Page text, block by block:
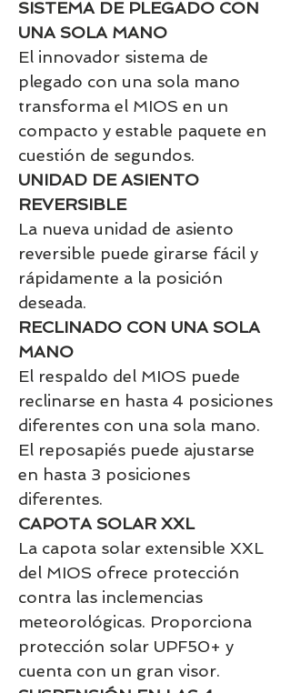
SISTEMA DE PLEGADO CON
UNA SOLA MANO
El innovador sistema de
plegado con una sola mano
transforma el MIOS en un
compacto y estable paquete en
cuestión de segundos.
UNIDAD DE ASIENTO
REVERSIBLE
La nueva unidad de asiento
reversible puede girarse fácil y
rápidamente a la posición
deseada.
RECLINADO CON UNA SOLA
MANO
El respaldo del MIOS puede
reclinarse en hasta 4 posiciones
diferentes con una sola mano.
El reposapiés puede ajustarse
en hasta 3 posiciones
diferentes.
CAPOTA SOLAR XXL
La capota solar extensible XXL
del MIOS ofrece protección
contra las inclemencias
meteorológicas. Proporciona
protección solar UPF50+ y
cuenta con un gran visor.